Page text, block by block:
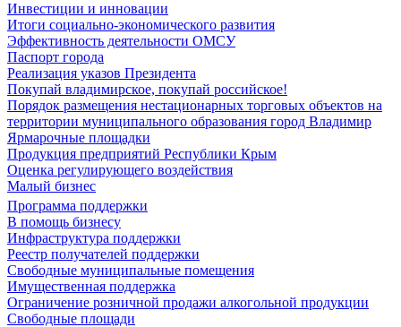
Инвестиции и инновации
Итоги социально-экономического развития
Эффективность деятельности ОМСУ
Паспорт города
Реализация указов Президента
Покупай владимирское, покупай российское!
Порядок размещения нестационарных торговых объектов на
территории муниципального образования город Владимир
Ярмарочные площадки
Продукция предприятий Республики Крым
Оценка регулирующего воздействия
Малый бизнес
Программа поддержки
В помощь бизнесу
Инфраструктура поддержки
Реестр получателей поддержки
Свободные муниципальные помещения
Имущественная поддержка
Ограничение розничной продажи алкогольной продукции
Свободные площади